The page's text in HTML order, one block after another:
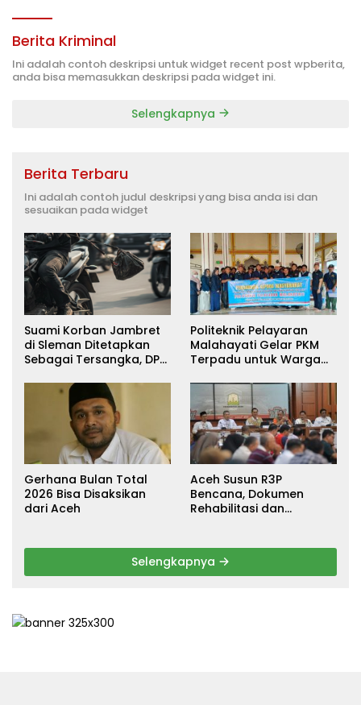
Berita Kriminal
Ini adalah contoh deskripsi untuk widget recent post wpberita,
anda bisa memasukkan deskripsi pada widget ini.
Selengkapnya
Berita Terbaru
Ini adalah contoh judul deskripsi yang bisa anda isi dan
sesuaikan pada widget
Suami Korban Jambret
di Sleman Ditetapkan
Sebagai Tersangka, DPR
Keadilan
Politeknik Pelayaran
Malahayati Gelar PKM
Terpadu untuk Warga
Pidie Jaya
Gerhana Bulan Total
2026 Bisa Disaksikan
dari Aceh
Aceh Susun R3P
Bencana, Dokumen
Rehabilitasi dan
Selengkapnya